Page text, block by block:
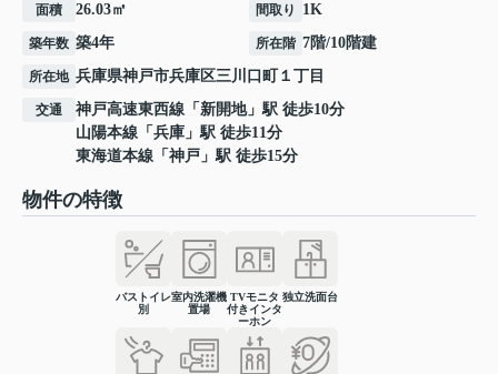
面積 26.03㎡ 間取り 1K
築年数 築4年 所在階 7階/10階建
所在地 兵庫県神戸市兵庫区三川口町 １丁目
交通 神戸高速東西線 「 新開地」駅 徒歩10分
山陽本線 「 兵庫 」駅 徒歩11分
東海道本線 「 神戸 」駅 徒歩15分
物件の特徴
バストイレ
別
室内洗濯機
置場
TVモニタ
付きインタ
ーホン
独立洗面台